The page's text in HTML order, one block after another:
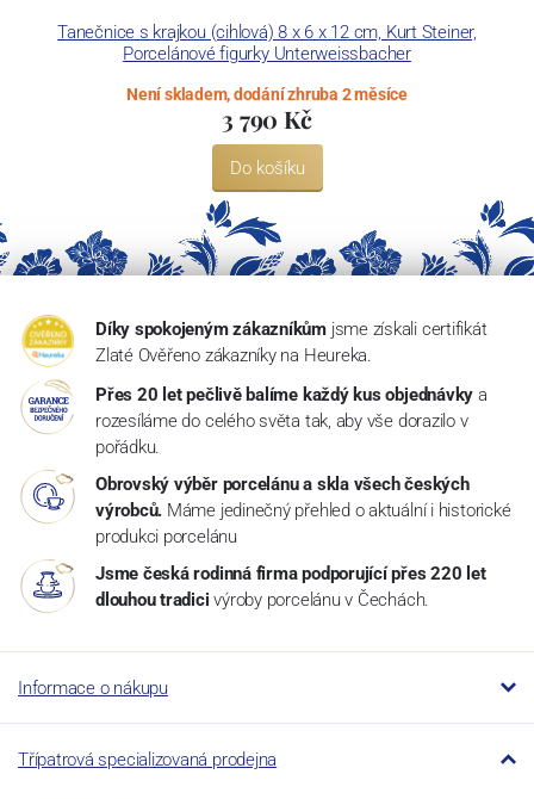
Tanečnice s krajkou (cihlová) 8 x 6 x 12 cm, Kurt Steiner,
Porcelánové figurky Unterweissbacher
Není skladem, dodání zhruba 2 měsíce
3 790 Kč
Do košíku
Díky spokojeným zákazníkům jsme získali certifikát
Zlaté Ověřeno zákazníky na Heureka.
Přes 20 let pečlivě balíme každý kus objednávky a
rozesíláme do celého světa tak, aby vše dorazilo v
pořádku.
Obrovský výběr porcelánu a skla všech českých
výrobců. Máme jedinečný přehled o aktuální i historické
produkci porcelánu
Jsme česká rodinná firma podporující přes 220 let
dlouhou tradici výroby porcelánu v Čechách.
Informace o nákupu
Třípatrová specializovaná prodejna